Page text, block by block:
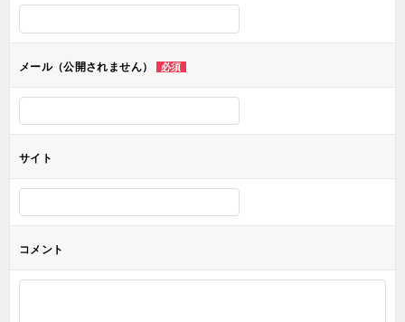
ン
メール（公開されません） 必須
サイト
コメント